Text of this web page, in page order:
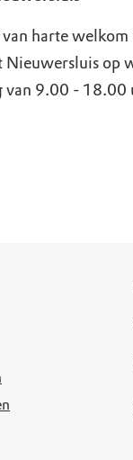
van harte
Nieuwersluis op
van 9.00 - 18.00